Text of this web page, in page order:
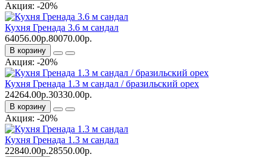
Акция: -20%
Кухня Гренада 3.6 м сандал
64056.00р.80070.00р.
В корзину
Акция: -20%
Кухня Гренада 1.3 м сандал / бразильский орех
24264.00р.30330.00р.
В корзину
Акция: -20%
Кухня Гренада 1.3 м сандал
22840.00р.28550.00р.